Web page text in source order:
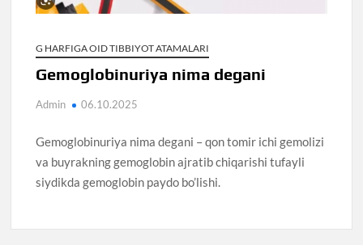
G HARFIGA OID TIBBIYOT ATAMALARI
Gemoglobinuriya nima degani
Admin 06.10.2025
Gemoglobinuriya nima degani – qon tomir ichi gemolizi
va buyrakning gemoglobin ajratib chiqarishi tufayli
siydikda gemoglobin paydo bo’lishi.